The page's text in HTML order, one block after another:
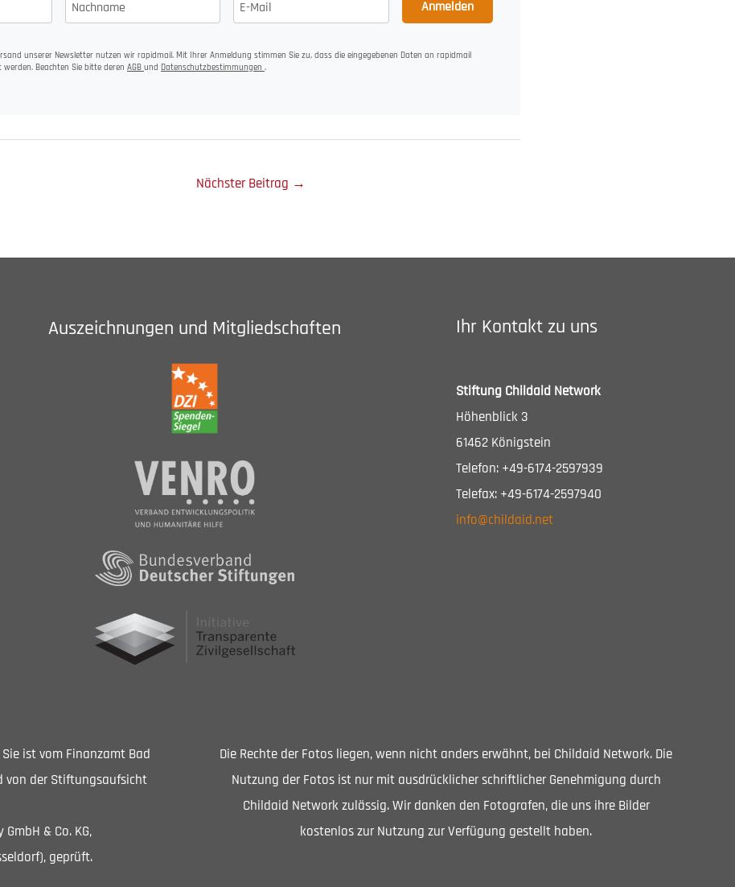
Anmelden
unserer Newsletter nutzen wir rapidmail. Mit Ihrer Anmeldung stimmen Sie zu, dass die eingegebenen Daten an rapidmail
Beachten Sie bitte deren AGB und Datenschutzbestimmungen .
Nächster Beitrag →
Auszeichnungen und Mitgliedschaften Ihr Kontakt zu uns
Stiftung Childaid Network
Höhenblick 3
61462 Königstein
Telefon: +49-6174-2597939
Telefax: +49-6174-2597940
info@childaid.net
ist vom Finanzamt Bad
von der Stiftungsaufsicht
& Co. KG,
geprüft.
Die Rechte der Fotos liegen, wenn nicht anders erwähnt, bei Childaid Network. Die
Nutzung der Fotos ist nur mit ausdrücklicher schriftlicher Genehmigung durch
Childaid Network zulässig. Wir danken den Fotografen, die uns ihre Bilder
kostenlos zur Nutzung zur Verfügung gestellt haben.